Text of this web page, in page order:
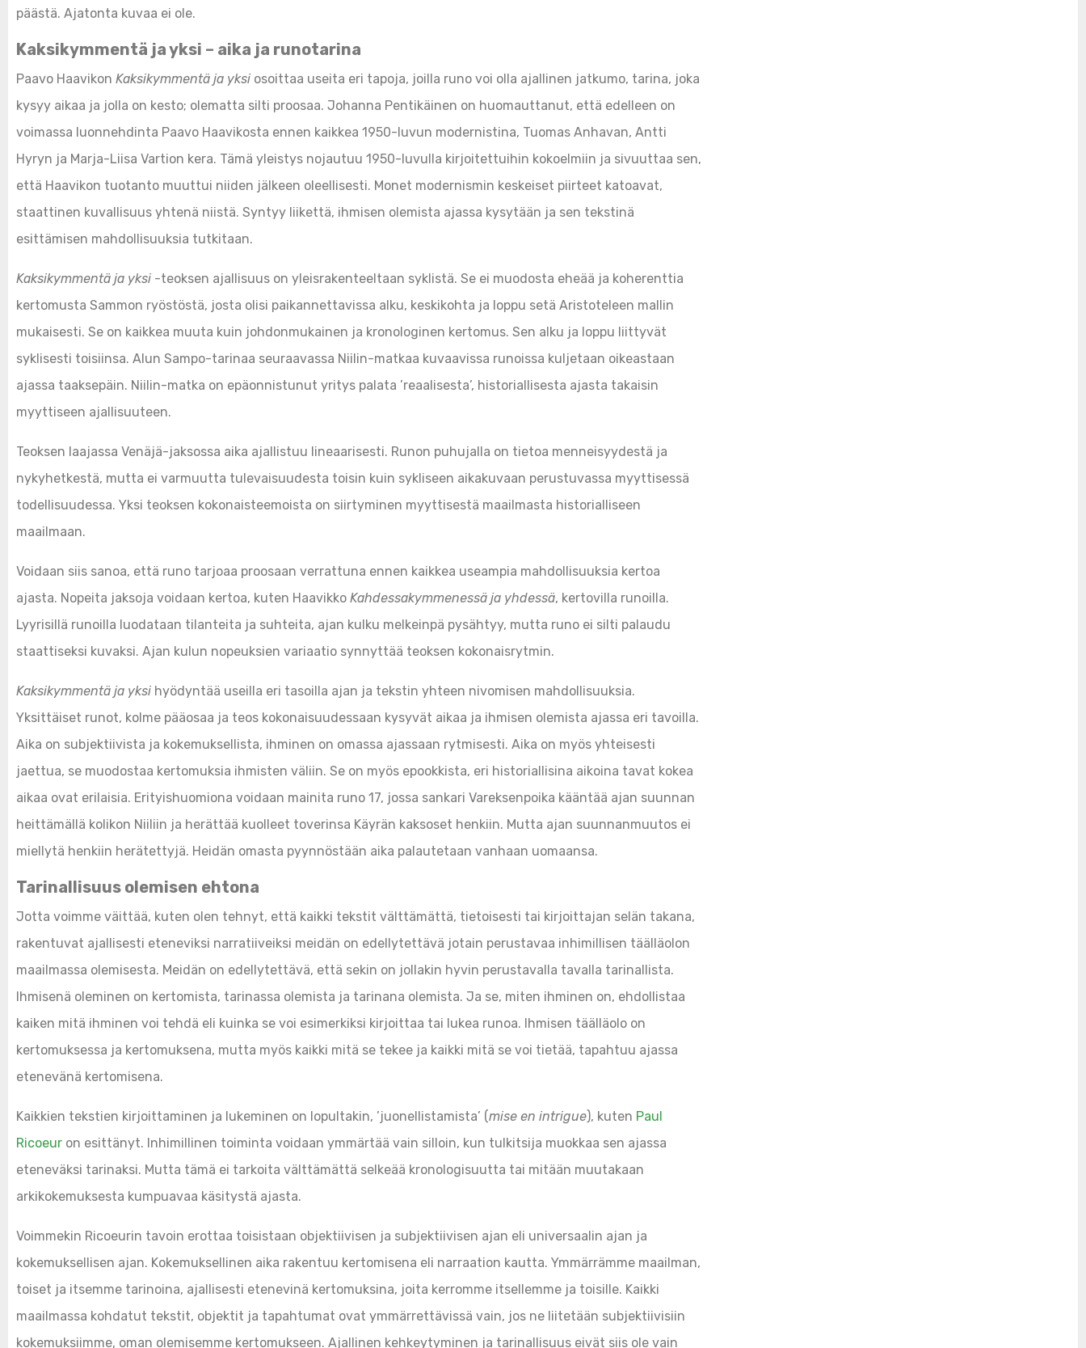
päästä. Ajatonta kuvaa ei ole.
Kaksikymmentä ja yksi – aika ja runotarina
Paavo Haavikon Kaksikymmentä ja yksi osoittaa useita eri tapoja, joilla runo voi olla ajallinen jatkumo, tarina, joka
kysyy aikaa ja jolla on kesto; olematta silti proosaa. Johanna Pentikäinen on huomauttanut, että edelleen on
voimassa luonnehdinta Paavo Haavikosta ennen kaikkea 1950-luvun modernistina, Tuomas Anhavan, Antti
Hyryn ja Marja-Liisa Vartion kera. Tämä yleistys nojautuu 1950-luvulla kirjoitettuihin kokoelmiin ja sivuuttaa sen,
että Haavikon tuotanto muuttui niiden jälkeen oleellisesti. Monet modernismin keskeiset piirteet katoavat,
staattinen kuvallisuus yhtenä niistä. Syntyy liikettä, ihmisen olemista ajassa kysytään ja sen tekstinä
esittämisen mahdollisuuksia tutkitaan.
Kaksikymmentä ja yksi -teoksen ajallisuus on yleisrakenteeltaan syklistä. Se ei muodosta eheää ja koherenttia
kertomusta Sammon ryöstöstä, josta olisi paikannettavissa alku, keskikohta ja loppu setä Aristoteleen mallin
mukaisesti. Se on kaikkea muuta kuin johdonmukainen ja kronologinen kertomus. Sen alku ja loppu liittyvät
syklisesti toisiinsa. Alun Sampo-tarinaa seuraavassa Niilin-matkaa kuvaavissa runoissa kuljetaan oikeastaan
ajassa taaksepäin. Niilin-matka on epäonnistunut yritys palata ’reaalisesta’, historiallisesta ajasta takaisin
myyttiseen ajallisuuteen.
Teoksen laajassa Venäjä-jaksossa aika ajallistuu lineaarisesti. Runon puhujalla on tietoa menneisyydestä ja
nykyhetkestä, mutta ei varmuutta tulevaisuudesta toisin kuin sykliseen aikakuvaan perustuvassa myyttisessä
todellisuudessa. Yksi teoksen kokonaisteemoista on siirtyminen myyttisestä maailmasta historialliseen
maailmaan.
Voidaan siis sanoa, että runo tarjoaa proosaan verrattuna ennen kaikkea useampia mahdollisuuksia kertoa
ajasta. Nopeita jaksoja voidaan kertoa, kuten Haavikko Kahdessakymmenessä ja yhdessä, kertovilla runoilla.
Lyyrisillä runoilla luodataan tilanteita ja suhteita, ajan kulku melkeinpä pysähtyy, mutta runo ei silti palaudu
staattiseksi kuvaksi. Ajan kulun nopeuksien variaatio synnyttää teoksen kokonaisrytmin.
Kaksikymmentä ja yksi hyödyntää useilla eri tasoilla ajan ja tekstin yhteen nivomisen mahdollisuuksia.
Yksittäiset runot, kolme pääosaa ja teos kokonaisuudessaan kysyvät aikaa ja ihmisen olemista ajassa eri tavoilla.
Aika on subjektiivista ja kokemuksellista, ihminen on omassa ajassaan rytmisesti. Aika on myös yhteisesti
jaettua, se muodostaa kertomuksia ihmisten väliin. Se on myös epookkista, eri historiallisina aikoina tavat kokea
aikaa ovat erilaisia. Erityishuomiona voidaan mainita runo 17, jossa sankari Vareksenpoika kääntää ajan suunnan
heittämällä kolikon Niiliin ja herättää kuolleet toverinsa Käyrän kaksoset henkiin. Mutta ajan suunnanmuutos ei
miellytä henkiin herätettyjä. Heidän omasta pyynnöstään aika palautetaan vanhaan uomaansa.
Tarinallisuus olemisen ehtona
Jotta voimme väittää, kuten olen tehnyt, että kaikki tekstit välttämättä, tietoisesti tai kirjoittajan selän takana,
rakentuvat ajallisesti eteneviksi narratiiveiksi meidän on edellytettävä jotain perustavaa inhimillisen täälläolon
maailmassa olemisesta. Meidän on edellytettävä, että sekin on jollakin hyvin perustavalla tavalla tarinallista.
Ihmisenä oleminen on kertomista, tarinassa olemista ja tarinana olemista. Ja se, miten ihminen on, ehdollistaa
kaiken mitä ihminen voi tehdä eli kuinka se voi esimerkiksi kirjoittaa tai lukea runoa. Ihmisen täälläolo on
kertomuksessa ja kertomuksena, mutta myös kaikki mitä se tekee ja kaikki mitä se voi tietää, tapahtuu ajassa
etenevänä kertomisena.
Kaikkien tekstien kirjoittaminen ja lukeminen on lopultakin, ’juonellistamista’ (mise en intrigue), kuten Paul
Ricoeur on esittänyt. Inhimillinen toiminta voidaan ymmärtää vain silloin, kun tulkitsija muokkaa sen ajassa
eteneväksi tarinaksi. Mutta tämä ei tarkoita välttämättä selkeää kronologisuutta tai mitään muutakaan
arkikokemuksesta kumpuavaa käsitystä ajasta.
Voimmekin Ricoeurin tavoin erottaa toisistaan objektiivisen ja subjektiivisen ajan eli universaalin ajan ja
kokemuksellisen ajan. Kokemuksellinen aika rakentuu kertomisena eli narraation kautta. Ymmärrämme maailman,
toiset ja itsemme tarinoina, ajallisesti etenevinä kertomuksina, joita kerromme itsellemme ja toisille. Kaikki
maailmassa kohdatut tekstit, objektit ja tapahtumat ovat ymmärrettävissä vain, jos ne liitetään subjektiivisiin
kokemuksiimme, oman olemisemme kertomukseen. Ajallinen kehkeytyminen ja tarinallisuus eivät siis ole vain